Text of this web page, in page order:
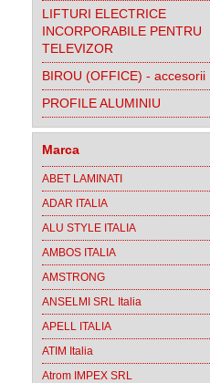
LIFTURI ELECTRICE
INCORPORABILE PENTRU
TELEVIZOR
BIROU (OFFICE) - accesorii
PROFILE ALUMINIU
Marca
ABET LAMINATI
ADAR ITALIA
ALU STYLE ITALIA
AMBOS ITALIA
AMSTRONG
ANSELMI SRL Italia
APELL ITALIA
ATIM Italia
Atrom IMPEX SRL